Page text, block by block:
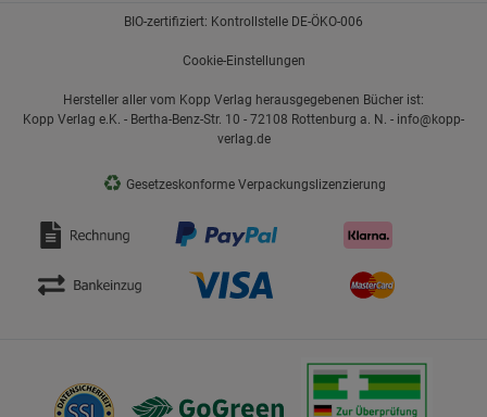
BIO-zertifiziert: Kontrollstelle DE-ÖKO-006
Cookie-Einstellungen
Hersteller aller vom Kopp Verlag herausgegebenen Bücher ist:
Kopp Verlag e.K. - Bertha-Benz-Str. 10 - 72108 Rottenburg a. N. - info@kopp-
verlag.de
♻ Gesetzeskonforme Verpackungslizenzierung